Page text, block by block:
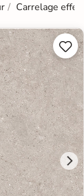
Carrelage effet

